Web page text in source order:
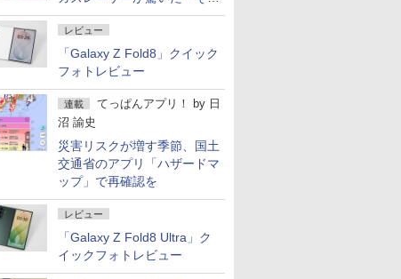
屋のメニュー並みの薄さ」
レビュー
「Galaxy Z Fold8」クイック
フォトレビュー
連載 てっぱんアプリ！ by 日
沼 諭史
災害リスクが増す季節、国土
交通省のアプリ「ハザードマ
ップ」で再確認を
レビュー
「Galaxy Z Fold8 Ultra」ク
イックフォトレビュー